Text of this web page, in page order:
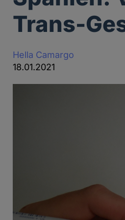
Trans-
Hella Camargo
18.01.2021